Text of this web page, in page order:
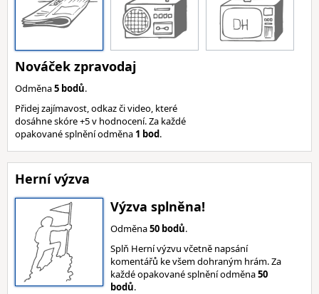
Nováček zpravodaj
Odměna5 bodů.
Přidej zajímavost, odkaz či video, které
dosáhne skóre +5 v hodnocení. Za každé
opakované splnění odměna 1 bod.
Herní výzva
Výzva splněna!
Odměna50 bodů.
Splň Herní výzvu včetně napsání
komentářů ke všem dohraným hrám. Za
každé opakované splnění odměna50
bodů.